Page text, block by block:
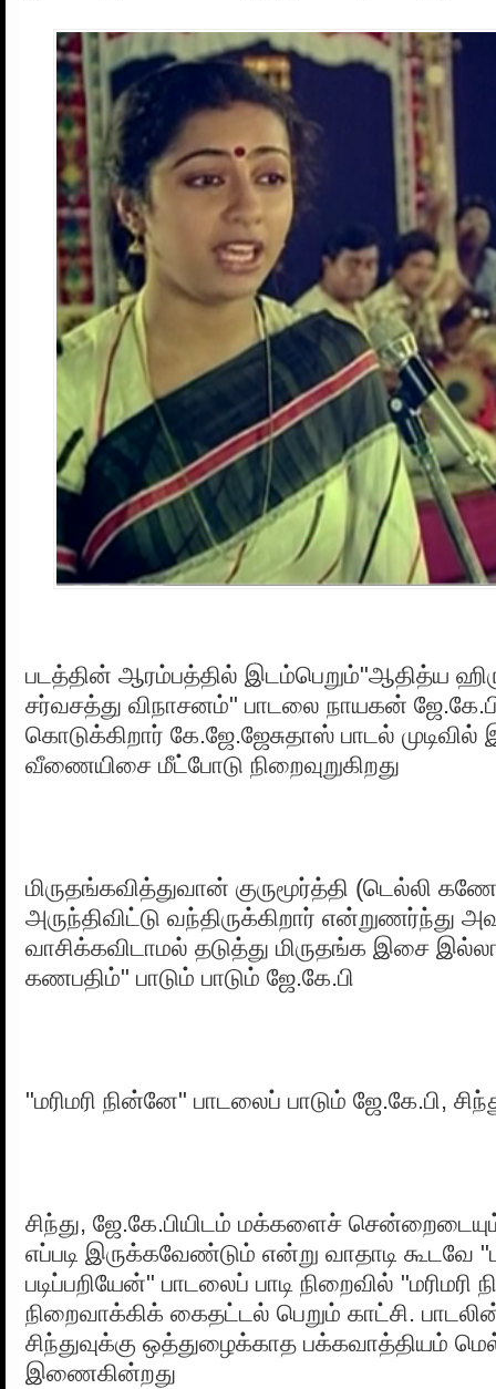
படத்தின் ஆரம்பத்தில் இடம்பெறும்"ஆதித்ய
சர்வசத்து விநாசனம்" பாடலை நாயகன்
கொடுக்கிறார் கே.ஜே.ஜேசுதாஸ் பாடல்
வீணையிசை மீட்போடு நிறைவுறுகிறது
மிருதங்கவித்துவான் குருமூர்த்தி (டெல்லி
அருந்திவிட்டு வந்திருக்கிறார் என்றுணர்ந்து
வாசிக்கவிடாமல் தடுத்து மிருதங்க இசை
கணபதிம்" பாடும் பாடும் ஜே.கே.பி
"மரிமரி நின்னே" பாடலைப் பாடும் ஜே.கே.பி,
சிந்து, ஜே.கே.பியிடம் மக்களைச்
எப்படி இருக்கவேண்டும் என்று வாதாடி கூடவே
படிப்பறியேன்" பாடலைப் பாடி நிறைவில்
நிறைவாக்கிக் கைதட்டல் பெறும் காட்சி.
சிந்துவுக்கு ஒத்துழைக்காத பக்கவாத்தியம்
இணைகின்றது